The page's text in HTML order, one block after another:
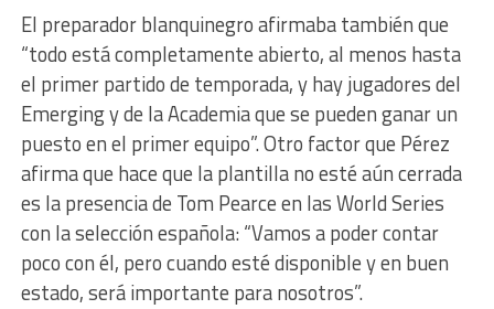
El preparador blanquinegro afirmaba también que
“todo está completamente abierto, al menos hasta
el primer partido de temporada, y hay jugadores del
Emerging y de la Academia que se pueden ganar un
puesto en el primer equipo”. Otro factor que Pérez
afirma que hace que la plantilla no esté aún cerrada
es la presencia de Tom Pearce en las World Series
con la selección española: “Vamos a poder contar
poco con él, pero cuando esté disponible y en buen
estado, será importante para nosotros”.